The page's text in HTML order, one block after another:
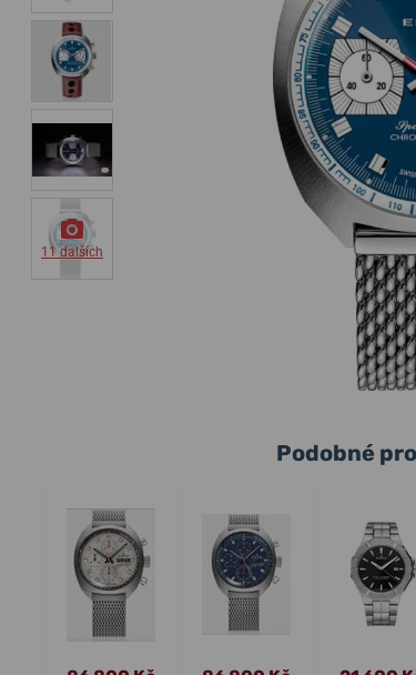
11 dalších
Podobné